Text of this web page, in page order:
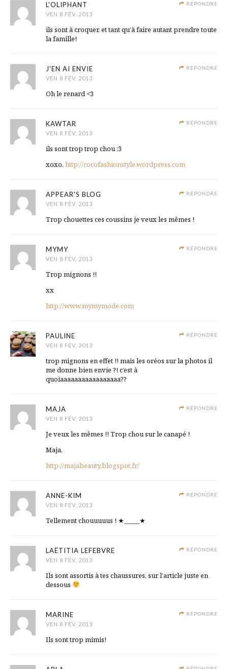
RÉPONDRE
L'OLIPHANT
VEN 8 FÉV, 2013
ils sont à croquer, et tant qu’à faire autant prendre toute
la famille!
RÉPONDRE
J'EN AI ENVIE
VEN 8 FÉV, 2013
Oh le renard <3
RÉPONDRE
KAWTAR
VEN 8 FÉV, 2013
ils sont trop trop chou :3
xoxo, http://cocofashionstyle.wordpress.com
RÉPONDRE
APPEAR'S BLOG
VEN 8 FÉV, 2013
Trop chouettes ces coussins je veux les mêmes !
RÉPONDRE
MYMY
VEN 8 FÉV, 2013
Trop mignons !!
xx
http://www.mymymode.com
RÉPONDRE
PAULINE
VEN 8 FÉV, 2013
trop mignons en effet !! mais les oréos sur la photos il
me donne bien envie ?! c’est à
quoiaaaaaaaaaaaaaaaaa??
RÉPONDRE
MAJA
VEN 8 FÉV, 2013
Je veux les mêmes !! Trop chou sur le canapé !
Maja.
http://majabeauty.blogspot.fr/
RÉPONDRE
ANNE-KIM
VEN 8 FÉV, 2013
Tellement chouuuuus ! ★_____★
RÉPONDRE
LAËTITIA LEFEBVRE
VEN 8 FÉV, 2013
Ils sont assortis à tes chaussures, sur l’article juste en
dessous
RÉPONDRE
MARINE
VEN 8 FÉV, 2013
Ils sont trop mimis!